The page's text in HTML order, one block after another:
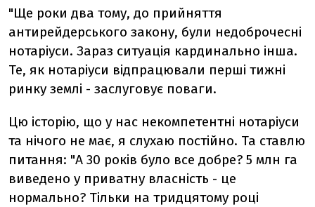
"Ще роки два тому, до прийняття
антирейдерського закону, були недоброчесні
нотаріуси. Зараз ситуація кардинально інша.
Те, як нотаріуси відпрацювали перші тижні
ринку землі - заслуговує поваги.
Цю історію, що у нас некомпетентні нотаріуси
та нічого не має, я слухаю постійно. Та ставлю
питання: "А 30 років було все добре? 5 млн га
виведено у приватну власність - це
нормально? Тільки на тридцятому році